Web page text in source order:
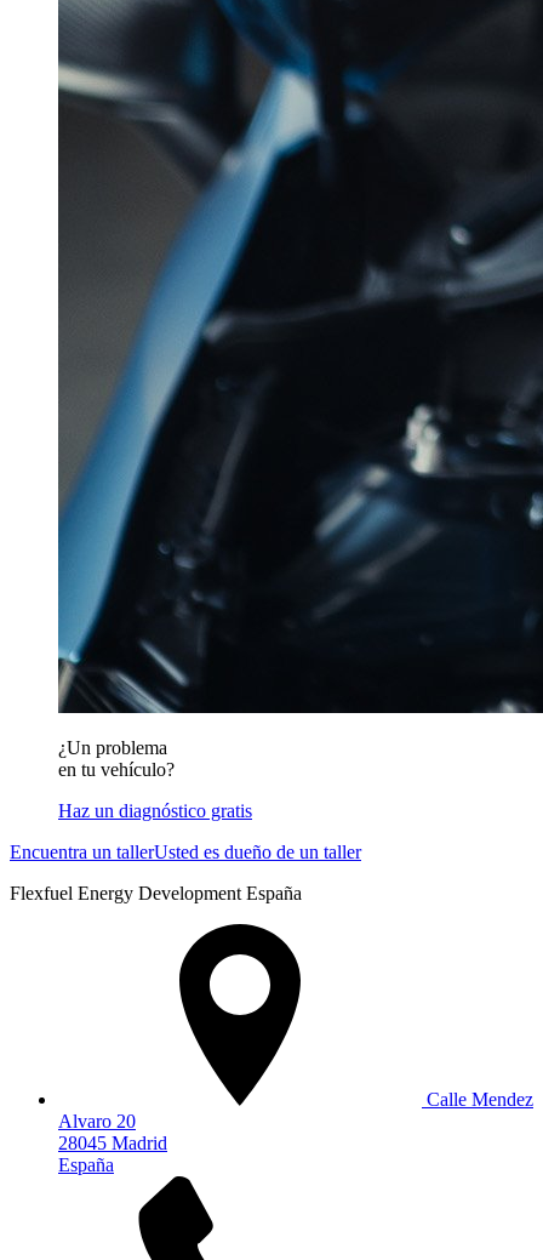
¿Un problema
en tu vehículo?
Haz un diagnóstico gratis
Encuentra un tallerUsted es dueño de un taller
Flexfuel Energy Development España
Calle Mendez
Alvaro 20
28045 Madrid
España